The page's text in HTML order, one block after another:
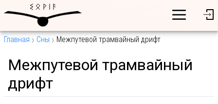
Главная Сны Межпутевой трамвайный дрифт
Межпутевой трамвайный
дрифт